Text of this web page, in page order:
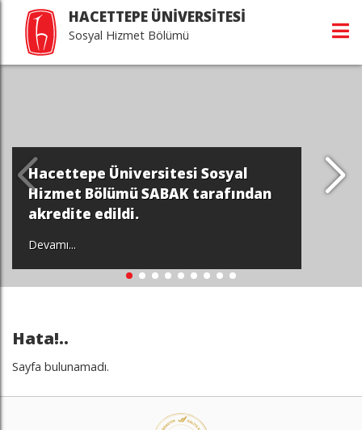
HACETTEPE ÜNİVERSİTESİ
Sosyal Hizmet Bölümü
Hacettepe Üniversitesi Sosyal
Hizmet Bölümü SABAK tarafından
akredite edildi.
Devamı...
Hata!..
Sayfa bulunamadı.